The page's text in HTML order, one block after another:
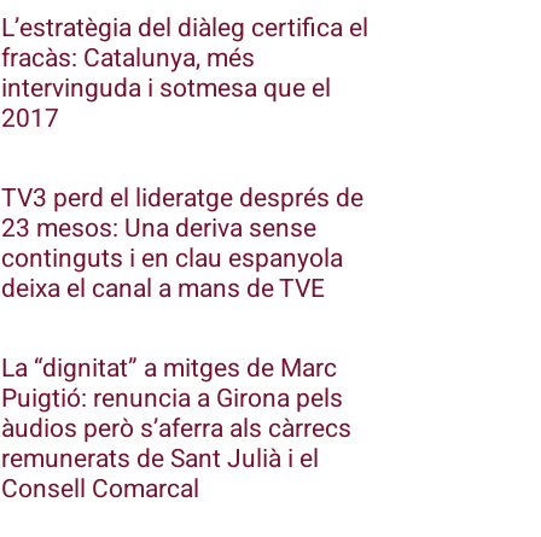
L’estratègia del diàleg certifica el
fracàs: Catalunya, més
intervinguda i sotmesa que el
2017
TV3 perd el lideratge després de
23 mesos: Una deriva sense
continguts i en clau espanyola
deixa el canal a mans de TVE
La “dignitat” a mitges de Marc
Puigtió: renuncia a Girona pels
àudios però s’aferra als càrrecs
remunerats de Sant Julià i el
Consell Comarcal